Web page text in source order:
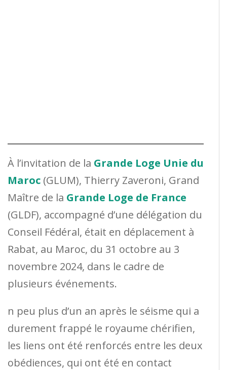
À l’invitation de la Grande Loge Unie du
Maroc (GLUM), Thierry Zaveroni, Grand
Maître de la Grande Loge de France
(GLDF), accompagné d’une délégation du
Conseil Fédéral, était en déplacement à
Rabat, au Maroc, du 31 octobre au 3
novembre 2024, dans le cadre de
plusieurs événements.
n peu plus d’un an après le séisme qui a
durement frappé le royaume chérifien,
les liens ont été renforcés entre les deux
obédiences, qui ont été en contact